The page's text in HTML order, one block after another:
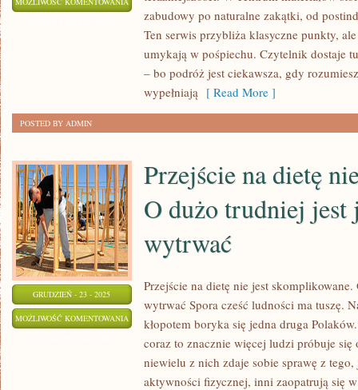
ŚLĄSKIE
zabudowy po naturalne zakątki, od
Ten serwis przybliża klasyczne punkty,
umykają w pośpiechu. Czytelnik dostaje
– bo podróż jest ciekawsza, gdy
wypełniają [ Read More ]
POSTED BY ADMIN
GRUDZIEŃ - 23 - 2025
MOŻLIWOŚĆ KOMENTOWANIA
Przejście na dietę
O dużo trudniej jest
wytrwać
Przejście na dietę nie jest
wytrwać Spora cześć ludności ma tuszę.
kłopotem boryka się jedna druga
coraz to znacznie więcej ludzi próbuje
niewielu z nich zdaje sobie sprawę z
aktywności fizycznej, inni zaopatrują się w